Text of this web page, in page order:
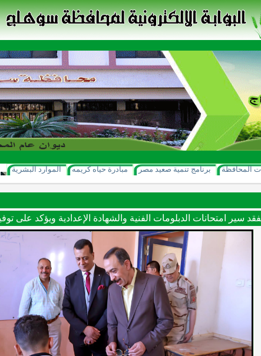
المحافظة برنامج تنمية صعيد مصر مبادرة حياه كريمه الموارد البشرية
سير امتحانات الدبلومات الفنية والشهادة الإعدادية ويؤكد على